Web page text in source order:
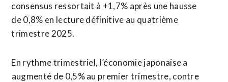
consensus ressortait à +1,7% après une hausse
de 0,8% en lecture définitive au quatrième
trimestre 2025.
En rythme trimestriel, l’économie japonaise a
⁠augmenté de 0,5% au premier trimestre, contre